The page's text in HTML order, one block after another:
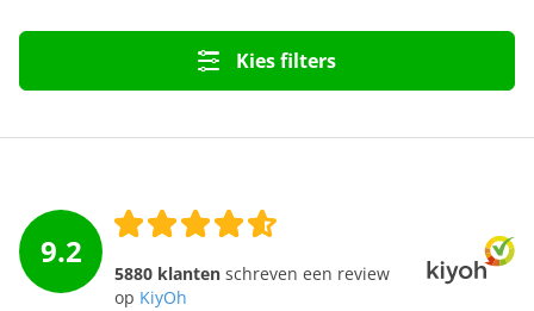
Kies filters
9.2
5880 klanten schreven een review
op KiyOh